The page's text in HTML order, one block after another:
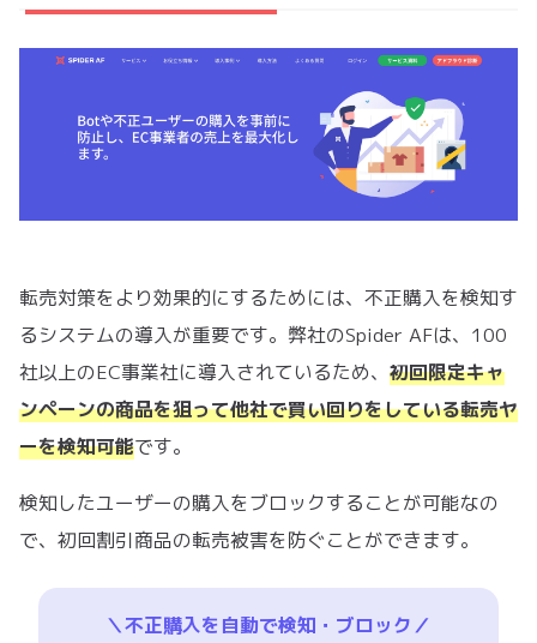
転売対策をより効果的にするためには、不正購入を検知す
るシステムの導入が重要です。弊社のSpider AFは、100
社以上のEC事業社に導入されているため、 初回限定キャ
ンペーンの商品を狙って他社で買い回りをしている転売ヤ
ーを検知可能です。
検知したユーザーの購入をブロックすることが可能なの
で、初回割引商品の転売被害を防ぐことができます。
＼不正購入を自動で検知・ブロック／